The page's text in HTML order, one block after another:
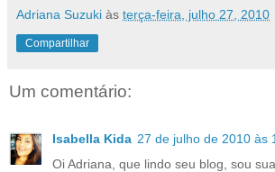
Adriana Suzuki às terça-feira, julho 27, 2010
Compartilhar
Um comentário:
Isabella Kida 27 de julho de 2010 às
Oi Adriana, que lindo seu blog, sou